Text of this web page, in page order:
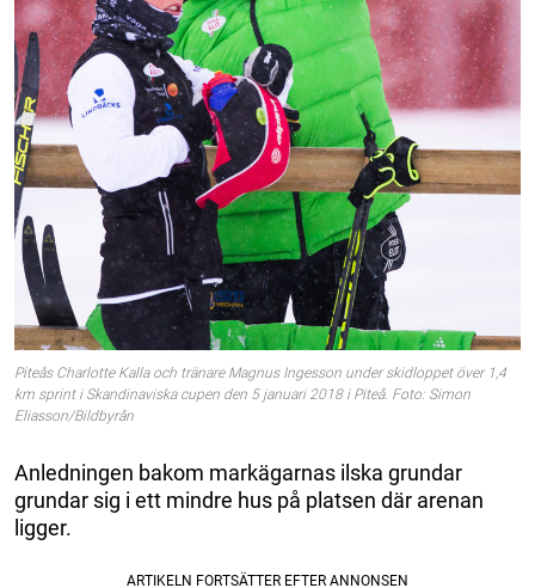
Piteås Charlotte Kalla och tränare Magnus Ingesson under skidloppet över 1,4
km sprint i Skandinaviska cupen den 5 januari 2018 i Piteå. Foto: Simon
Eliasson/Bildbyrån
Anledningen bakom markägarnas ilska grundar
grundar sig i ett mindre hus på platsen där arenan
ligger.